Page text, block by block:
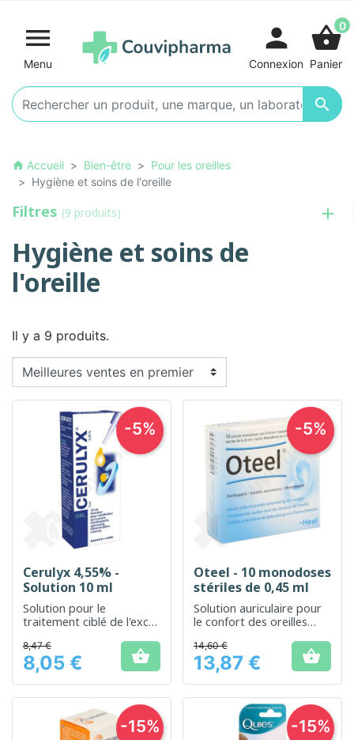

Menu

person
Connexion
shopping_basket0
Panier
home Accueil Bien-être
Pour les oreilles
Hygiène et soins de l'oreille
Filtres (9 produits)
Hygiène et soins de
l'oreille
Il y a 9 produits.
Cerulyx 4,55% -
Solution 10 ml
Solution pour le
traitement ciblé de l'excès
Prix
8,47 €
8,05 € 
-5%
Oteel - 10 monodoses
stériles de 0,45 ml
Solution auriculaire pour
le confort des oreilles
Prix
14,60 €
13,87 € 
-5%
-15% -15%